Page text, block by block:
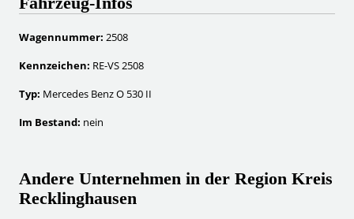
Wagennummer: 2508
Kennzeichen: RE-VS 2508
Typ: Mercedes Benz O 530 II
Im Bestand: nein
Andere Unternehmen in der Region Kreis
Recklinghausen